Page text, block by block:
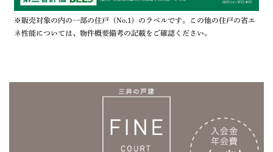
※販売対象の内の一部の住戸（No.1）のラベルです。この他の住戸の省エ
ネ性能については、物件概要備考の記載をご確認ください。